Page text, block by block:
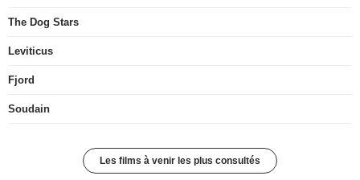
The Dog Stars
Leviticus
Fjord
Soudain
Les films à venir les plus consultés